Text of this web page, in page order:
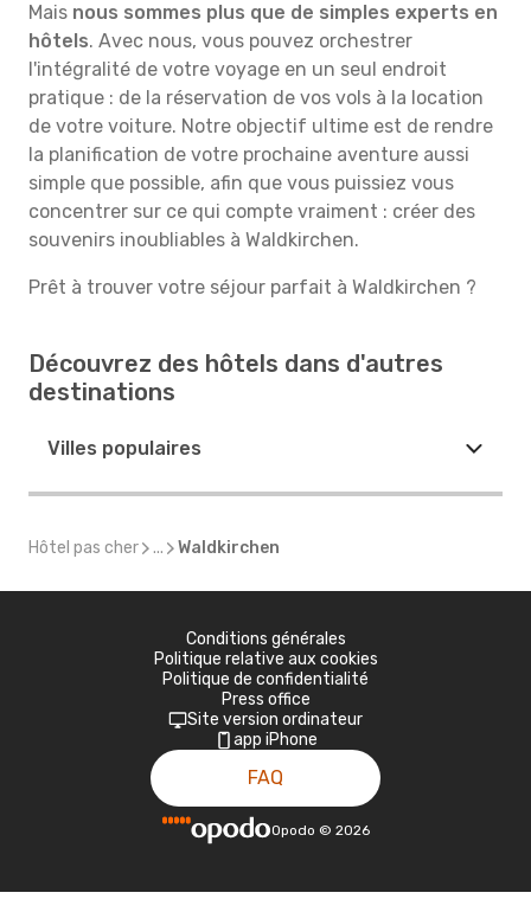
Mais nous sommes plus que de simples experts en
hôtels. Avec nous, vous pouvez orchestrer
l'intégralité de votre voyage en un seul endroit
pratique : de la réservation de vos vols à la location
de votre voiture. Notre objectif ultime est de rendre
la planification de votre prochaine aventure aussi
simple que possible, afin que vous puissiez vous
concentrer sur ce qui compte vraiment : créer des
souvenirs inoubliables à Waldkirchen.
Prêt à trouver votre séjour parfait à Waldkirchen ?
Découvrez des hôtels dans d'autres
destinations
Villes populaires
Hôtel pas cher ... Waldkirchen
Conditions générales
Politique relative aux cookies
Politique de confidentialité
Press office
Site version ordinateur
app iPhone
FAQ
Opodo © 2026